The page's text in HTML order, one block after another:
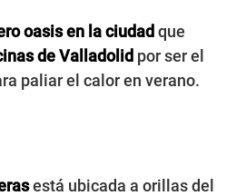
oasis en la ciudadque
de Valladolid por ser el
paliar el calor en verano.
está ubicada a orillas del